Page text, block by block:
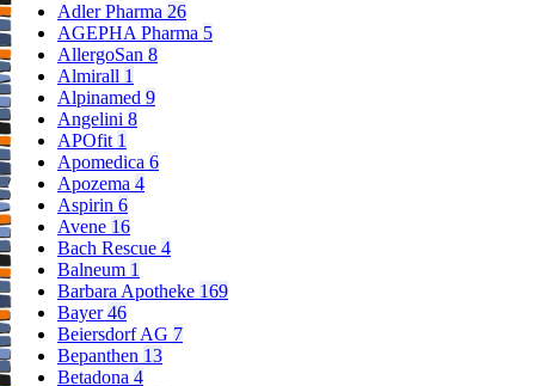
Adler Pharma 26
AGEPHA Pharma 5
AllergoSan 8
Almirall 1
Alpinamed 9
Angelini 8
APOfit 1
Apomedica 6
Apozema 4
Aspirin 6
Avene 16
Bach Rescue 4
Balneum 1
Barbara Apotheke 169
Bayer46
Beiersdorf AG 7
Bepanthen 13
Betadona 4